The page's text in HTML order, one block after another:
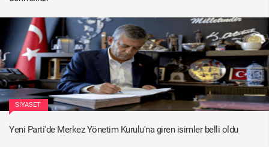
SIYASET
Yeni Parti'de Merkez Yönetim Kurulu'na giren isimler belli oldu